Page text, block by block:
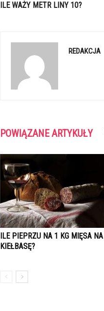
ILE WAŻY METR LINY 10?
REDAKCJA
POWIĄZANE ARTYKUŁY
ILE PIEPRZU NA 1 KG MIĘSA NA
KIEŁBASĘ?